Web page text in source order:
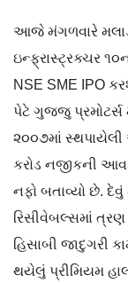
આજે મંગળવારે
ઇન્ફ્રાસ્ટ્રક્ચર
NSE SME IPO
પેટે ગુજ્જુ પ્રમોટર્સ
૨૦૦૭માં સ્થપાયેલી
કરોડ નજીકની
નફો બતાવ્યો છે.
રિસીવેબલ્સમાં
હિસાબી જાદુગરી
થયેલું પ્રીમિયમ